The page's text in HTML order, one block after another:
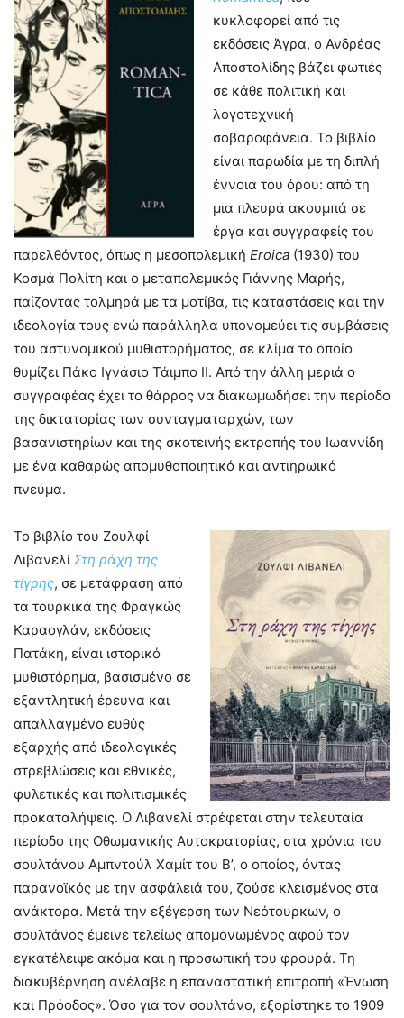
κυκλοφορεί από τις
εκδόσεις Άγρα, ο Ανδρέας
Αποστολίδης βάζει φωτιές
σε κάθε πολιτική και
λογοτεχνική
σοβαροφάνεια. Το βιβλίο
είναι παρωδία με τη διπλή
έννοια του όρου: από τη
μια πλευρά ακουμπά σε
έργα και συγγραφείς του
παρελθόντος, όπως η μεσοπολεμική Eroica (1930) του
Κοσμά Πολίτη και ο μεταπολεμικός Γιάννης Μαρής,
παίζοντας τολμηρά με τα μοτίβα, τις καταστάσεις και την
ιδεολογία τους ενώ παράλληλα υπονομεύει τις συμβάσεις
του αστυνομικού μυθιστορήματος, σε κλίμα το οποίο
θυμίζει Πάκο Ιγνάσιο Τάιμπο ΙΙ. Από την άλλη μεριά ο
συγγραφέας έχει το θάρρος να διακωμωδήσει την περίοδο
της δικτατορίας των συνταγματαρχών, των
βασανιστηρίων και της σκοτεινής εκτροπής του Ιωαννίδη
με ένα καθαρώς απομυθοποιητικό και αντιηρωικό
πνεύμα.
Το βιβλίο του Ζουλφί
Λιβανελί Στη ράχη της
τίγρης, σε μετάφραση από
τα τουρκικά της Φραγκώς
Καραογλάν, εκδόσεις
Πατάκη, είναι ιστορικό
μυθιστόρημα, βασισμένο σε
εξαντλητική έρευνα και
απαλλαγμένο ευθύς
εξαρχής από ιδεολογικές
στρεβλώσεις και εθνικές,
φυλετικές και πολιτισμικές
προκαταλήψεις. Ο Λιβανελί στρέφεται στην τελευταία
περίοδο της Οθωμανικής Αυτοκρατορίας, στα χρόνια του
σουλτάνου Αμπντούλ Χαμίτ του Β’, ο οποίος, όντας
παρανοϊκός με την ασφάλειά του, ζούσε κλεισμένος στα
ανάκτορα. Μετά την εξέγερση των Νεότουρκων, ο
σουλτάνος έμεινε τελείως απομονωμένος αφού τον
εγκατέλειψε ακόμα και η προσωπική του φρουρά. Τη
διακυβέρνηση ανέλαβε η επαναστατική επιτροπή «Ένωση
και Πρόοδος». Όσο για τον σουλτάνο, εξορίστηκε το 1909